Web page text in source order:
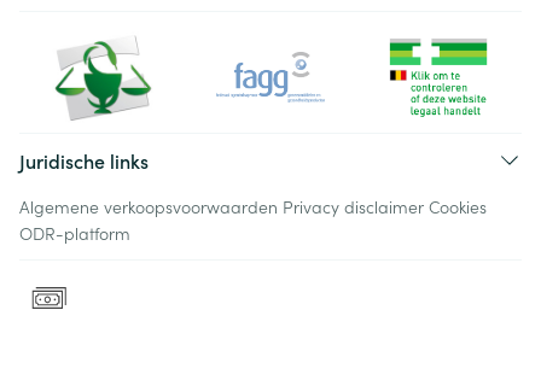
Juridische links
Algemene verkoopsvoorwaarden Privacy disclaimer Cookies
ODR-platform